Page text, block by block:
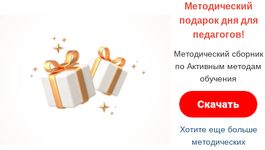
Методический
подарок дня для
педагогов!
Методический сборник
по Активным методам
обучения
Хотите еще больше
методических